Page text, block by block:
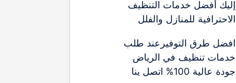
إليك أفضل خدمات التنظيف
الاحترافية للمنازل والفلل
افضل طرق التوفيرعند طلب
خدمات تنظيف في الرياض
جودة عالية 100% اتصل ينا